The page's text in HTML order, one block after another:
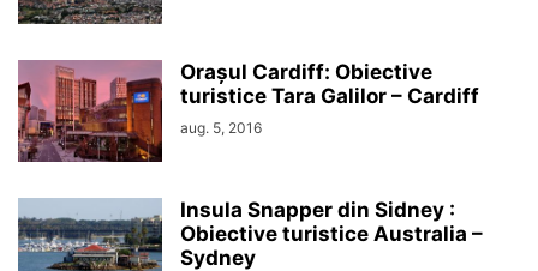
Orașul Cardiff: Obiective
turistice Tara Galilor – Cardiff
aug. 5, 2016
Insula Snapper din Sidney :
Obiective turistice Australia –
Sydney